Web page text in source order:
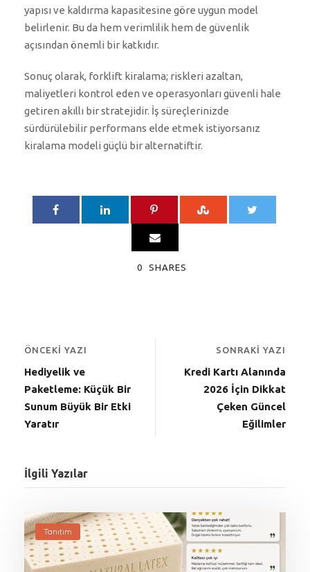
yapısı ve kaldırma kapasitesine göre uygun model
belirlenir. Bu da hem verimlilik hem de güvenlik
açısından önemli bir katkıdır.
Sonuç olarak, forklift kiralama; riskleri azaltan,
maliyetleri kontrol eden ve operasyonları güvenli hale
getiren akıllı bir stratejidir. İş süreçlerinizde
sürdürülebilir performans elde etmek istiyorsanız
kiralama modeli güçlü bir alternatiftir.
0 SHARES
ÖNCEKI YAZI
Hediyelik ve
Paketleme: Küçük Bir
Sunum Büyük Bir Etki
Yaratır
SONRAKI YAZI
Kredi Kartı Alanında
2026 İçin Dikkat
Çeken Güncel
Eğilimler
İlgili Yazılar
Tanıtım